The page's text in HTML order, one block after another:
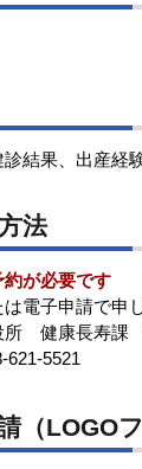
結果、出産経
法
約が必要です
電子申請で申
所 健康長寿課
621-5521
（LOGO